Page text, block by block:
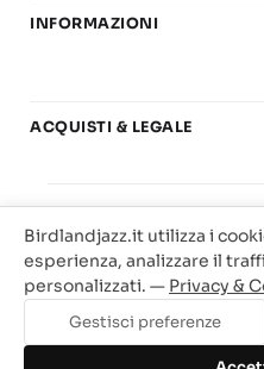
Aggiungi
Chitarra
Basi play-along
Offerte
INFORMAZIONI
Carta del Docente
ACQUISTI & LEGALE
Privacy & Cookie
Traccia il tuo ordine
Birdland Milano.
Web
Birdlandjazz.it utilizza i
esperienza, analizzare il
personalizzati. — Privacy &
Gestisci preferenze